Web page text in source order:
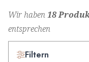
Wir haben18
entsprechen
Filtern